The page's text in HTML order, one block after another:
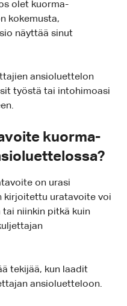
olet kuorma-
kokemusta,
näyttää sinut
ansioluettelon
työstä tai intohimoasi
kuorma-
on urasi
kirjoitettu uratavoite voi
tai niinkin pitkä kuin
tekijää, kun laadit
ansioluetteloon.